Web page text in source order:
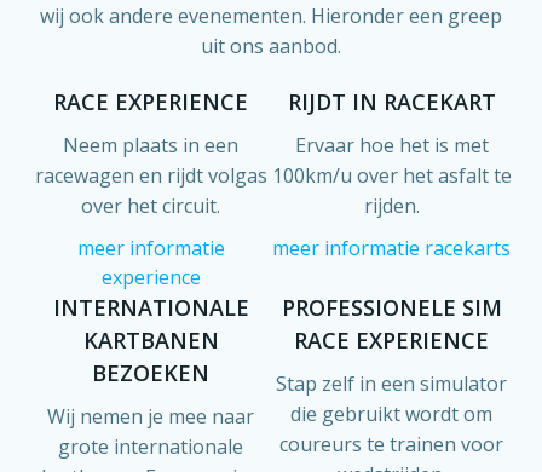
wij ook andere evenementen. Hieronder een greep
uit ons aanbod.
RACE EXPERIENCE
Neem plaats in een
racewagen en rijdt volgas
over het circuit.
meer informatie
experience
RIJDT IN RACEKART
Ervaar hoe het is met
100km/u over het asfalt te
rijden.
meer informatie racekarts
INTERNATIONALE
KARTBANEN
BEZOEKEN
Wij nemen je mee naar
grote internationale
PROFESSIONELE SIM
RACE EXPERIENCE
Stap zelf in een simulator
die gebruikt wordt om
coureurs te trainen voor